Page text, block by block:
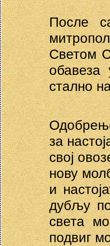
После
Светом
стално
за
свој
нову
и
дубљу
света
подвиг